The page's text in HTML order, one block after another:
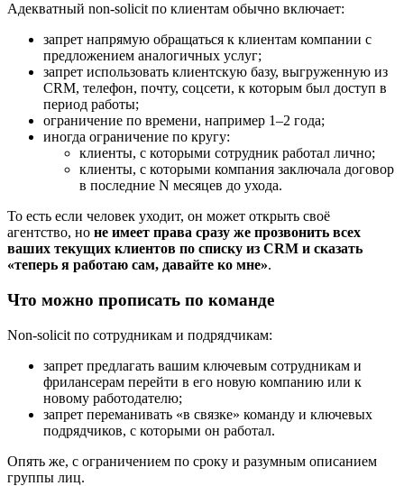
Адекватный non-solicit по клиентам обычно включает:
запрет напрямую обращаться к клиентам компании с
предложением аналогичных услуг;
запрет использовать клиентскую базу, выгруженную из
CRM, телефон, почту, соцсети, к которым был доступ в
период работы;
ограничение по времени, например 1–2 года;
иногда ограничение по кругу:
клиенты, с которыми сотрудник работал лично;
клиенты, с которыми компания заключала договор
в последние N месяцев до ухода.
То есть если человек уходит, он может открыть своё
агентство, но не имеет права сразу же прозвонить всех
ваших текущих клиентов по списку из CRM и сказать
«теперь я работаю сам, давайте ко мне».
Что можно прописать по команде
Non-solicit по сотрудникам и подрядчикам:
запрет предлагать вашим ключевым сотрудникам и
фрилансерам перейти в его новую компанию или к
новому работодателю;
запрет переманивать «в связке» команду и ключевых
подрядчиков, с которыми он работал.
Опять же, с ограничением по сроку и разумным описанием
группы лиц.